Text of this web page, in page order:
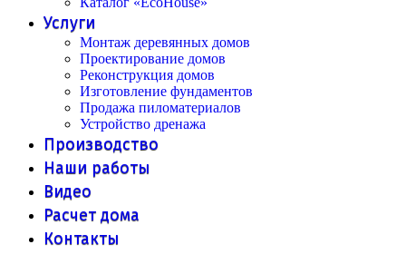
Услуги
Монтаж деревянных домов
Проектирование домов
Реконструкция домов
Изготовление фундаментов
Продажа пиломатериалов
Устройство дренажа
Производство
Наши работы
Видео
Расчет дома
Контакты